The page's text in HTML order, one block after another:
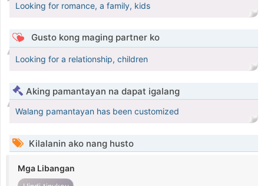
Looking for romance, a family, kids
Gusto kong maging partner ko
Looking for a relationship, children
Aking pamantayan na dapat igalang
Walang pamantayan has been customized
Kilalanin ako nang husto
Mga Libangan